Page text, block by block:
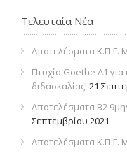
Τελευταία Νέα
Αποτελέσματα Κ.Π.Γ.
Πτυχίο Goethe Α1
διδασκαλίας! 21
Αποτελέσματα Β2
Σεπτεμβρίου 2021
Αποτελέσματα Κ.Π.Γ.